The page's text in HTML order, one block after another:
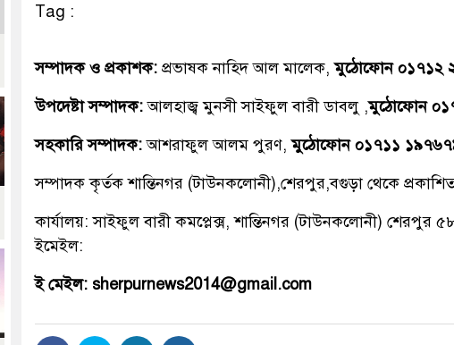
Tag :
সম্পাদক ও প্রকাশক: প্রভাষক নাহিদ আল মালেক,মুঠোফোন ০১৭১২
উপদেষ্টা সম্পাদক:আলহাজ্ব মুনসী সাইফুল বারী ডাবলু ,মুঠোফোন
সহকারি সম্পাদক:আশরাফুল আলম পুরণ,মুঠোফোন ০১৭১১
সম্পাদক কৃর্তক শান্তিনগর (টাউনকলোনী),শেরপুর,বগুড়া থেকে
কার্যালয়: সাইফুল বারী কমপ্লেক্স, শান্তিনগর (টাউনকলোনী) শেরপুর
ইমেইল:
ই মেইল: sherpurnews2014@gmail.com